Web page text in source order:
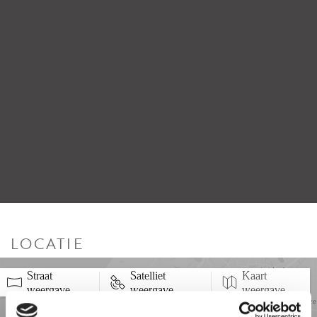
LOCATIE
Straat
weergave
Satelliet
weergave
Kaart
weergave
5 min 10 min 15 min